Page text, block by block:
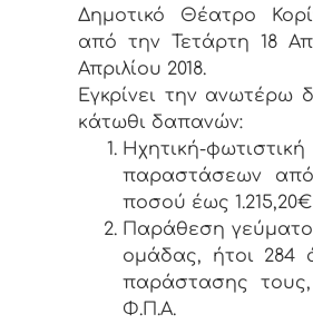
Δημοτικό Θέατρο
από την Τετάρτη 18
Απριλίου 2018.
Εγκρίνει την ανωτέρω
κάτωθι δαπανών:
Ηχητική-
παραστάσεων από
ποσού έως
Παράθεση
ομάδας, ήτοι 284
παράστασης
Φ.Π.Α.